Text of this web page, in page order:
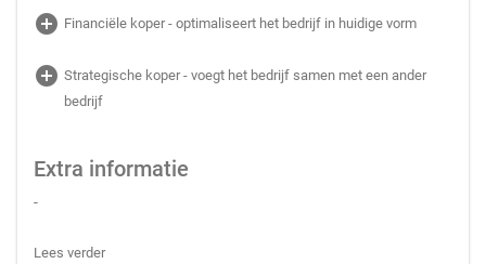
add_circle Financiële koper - optimaliseert het bedrijf in huidige vorm
add_circle Strategische koper - voegt het bedrijf samen met een ander
bedrijf
Extra informatie
-
Lees verder